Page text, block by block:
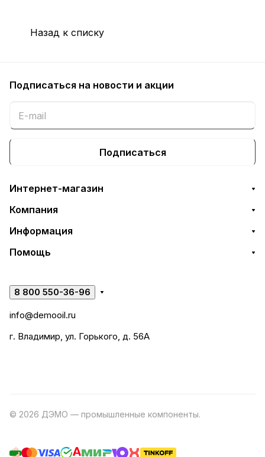
Назад к списку
Подписаться на новости и акции
Подписаться
Интернет-магазин
Компания
Информация
Помощь
8 800 550-36-96
info@demooil.ru
г. Владимир, ул. Горького, д. 56А
© 2026 ДЭМО — промышленные компоненты.